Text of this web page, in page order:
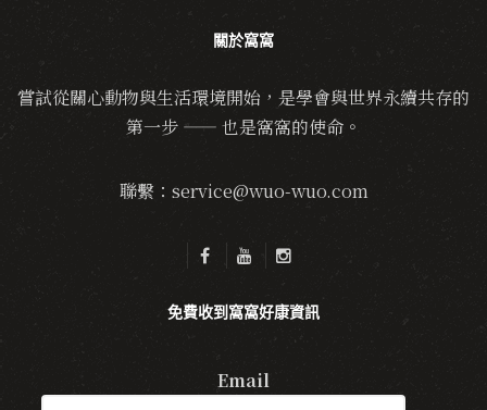
關於窩窩
嘗試從關心動物與生活環境開始，是學會與世界永續共存的
第一步 —— 也是窩窩的使命。
聯繫：service@wuo-wuo.com
免費收到窩窩好康資訊
Email